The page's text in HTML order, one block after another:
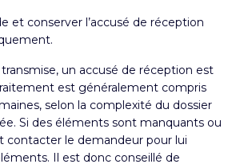
et conserver l’accusé de réception
un accusé de réception est
est généralement compris
selon la complexité du dossier
Si des éléments sont manquants ou
contacter le demandeur pour lui
Il est donc conseillé de